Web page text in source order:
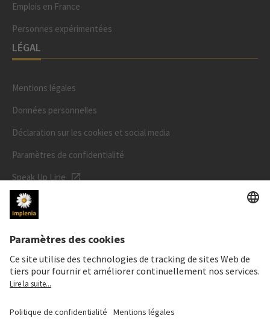
Emplois en France
Personnes expérimentées
LÉGAL
Mentions légales
Données personnelles
Déclaration sur les cookies et social media
Paramètres de confidentialité
Speak Up Line
PRIX DE L'ACTION
ISIN: CH0023868554
62,30 CHF
-0,40 CHF (-0,64%)